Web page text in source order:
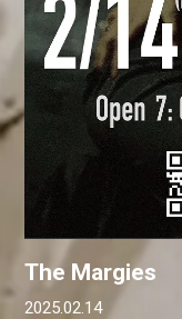
The Margies
2025.02.14